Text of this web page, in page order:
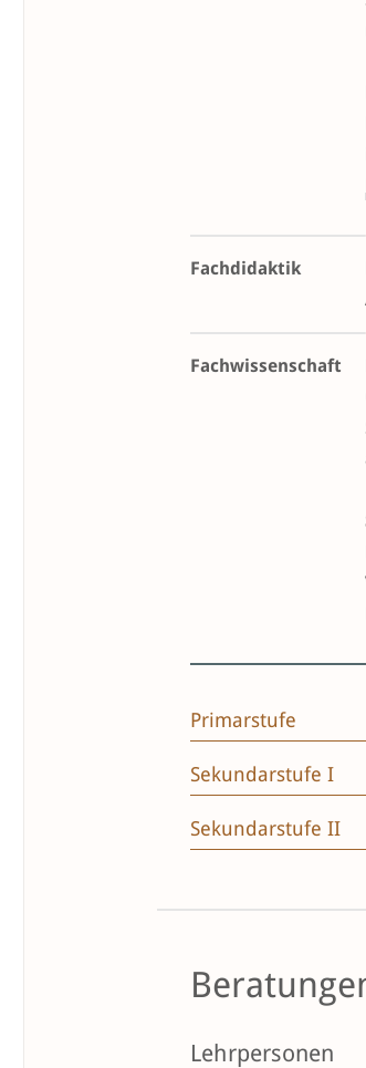
Fachdidaktik
Fachwissenschaft
Primarstufe
Sekundarstufe I
Sekundarstufe II
Lehrpersonen